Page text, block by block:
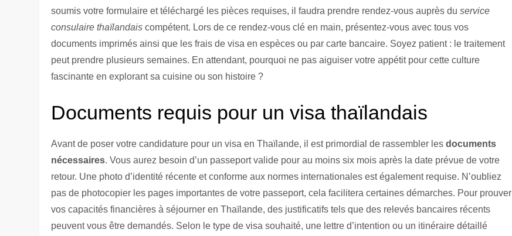
soumis votre formulaire et téléchargé les pièces requises, il faudra prendre rendez-vous auprès duservice
consulaire thaïlandais compétent. Lors de ce rendez-vous clé en main, présentez-vous avec tous vos
documents imprimés ainsi que les frais de visa en espèces ou par carte bancaire. Soyez patient : le traitement
peut prendre plusieurs semaines. En attendant, pourquoi ne pas aiguiser votre appétit pour cette culture
fascinante en explorant sa cuisine ou son histoire ?
Documents requis pour un visa thaïlandais
Avant de poser votre candidature pour un visa en Thaïlande, il est primordial de rassembler lesdocuments
nécessaires. Vous aurez besoin d’un passeport valide pour au moins six mois après la date prévue de votre
retour. Une photo d’identité récente et conforme aux normes internationales est également requise. N’oubliez
pas de photocopier les pages importantes de votre passeport, cela facilitera certaines démarches. Pour prouver
vos capacités financières à séjourner en Thaïlande, des justificatifs tels que des relevés bancaires récents
peuvent vous être demandés. Selon le type de visa souhaité, une lettre d’intention ou un itinéraire détaillé